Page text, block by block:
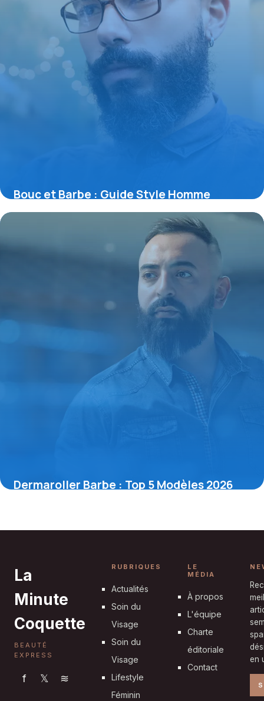
Bouc et Barbe : Guide Style Homme
Complet
Dermaroller Barbe : Top 5 Modèles 2026
La
Minute
Coquette
BEAUTÉ
EXPRESS
f 𝕏 ≋
RUBRIQUES
Actualités
Soin du
Visage
Soin du
Visage
Lifestyle
Féminin
LE
MÉDIA
À propos
L'équipe
Charte
éditoriale
Contact
en